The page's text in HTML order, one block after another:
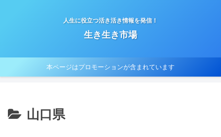
人生に役立つ活き活き情報を発信！
生き生き市場
本ページはプロモーションが含まれています
山口県